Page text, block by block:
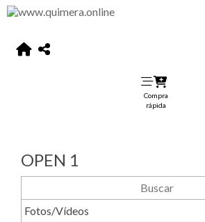
Compra
rápida
OPEN 1